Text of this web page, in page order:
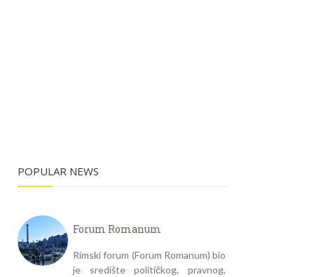
POPULAR NEWS
Forum Romanum
Rimski forum (Forum Romanum) bio
je središte političkog, pravnog,